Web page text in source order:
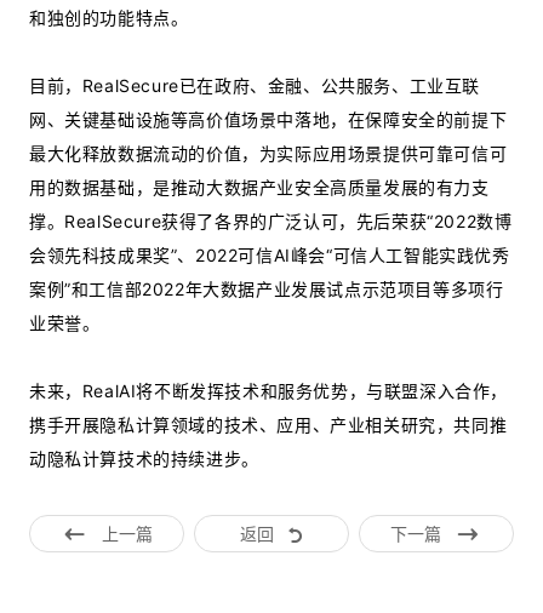
和独创的功能特点。
目前，RealSecure已在政府、金融、公共服务、工业互联
网、关键基础设施等高价值场景中落地，在保障安全的前提下
最大化释放数据流动的价值，为实际应用场景提供可靠可信可
用的数据基础，是推动大数据产业安全高质量发展的有力支
撑。RealSecure获得了各界的广泛认可，先后荣获“2022数博
会领先科技成果奖”、2022可信AI峰会“可信人工智能实践优秀
案例”和工信部2022年大数据产业发展试点示范项目等多项行
业荣誉。
未来，RealAI将不断发挥技术和服务优势，与联盟深入合作，
携手开展隐私计算领域的技术、应用、产业相关研究，共同推
动隐私计算技术的持续进步。
上一篇 返回 下一篇